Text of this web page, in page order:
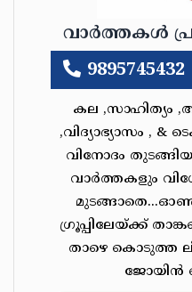
വാർത്തകൾ
9895745432
കല ,സാഹിത്യം
,വിദ്യാഭ്യാസം , &
വിനോദം
വാർത്തകളും
ഗ്രൂപ്പിലേയ്ക്ക്
താഴെ കൊടുത്ത
ജോയിൻ